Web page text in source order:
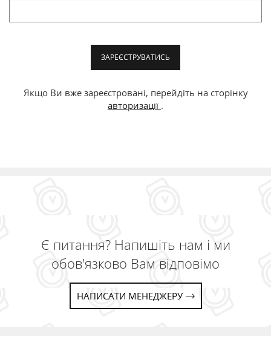
ЗАРЕЄСТРУВАТИСЬ
Якщо Ви вже зареєстровані, перейдіть на сторінку
авторизації .
Є питання? Напишіть нам і ми
обов'язково Вам відповімо
НАПИСАТИ МЕНЕДЖЕРУ